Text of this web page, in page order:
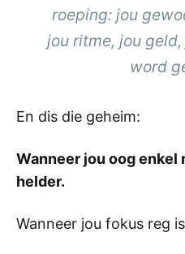
roeping: jou
jou ritme, jou
word
En dis die geheim:
Wanneer jou oog enkel
helder.
Wanneer jou fokus reg